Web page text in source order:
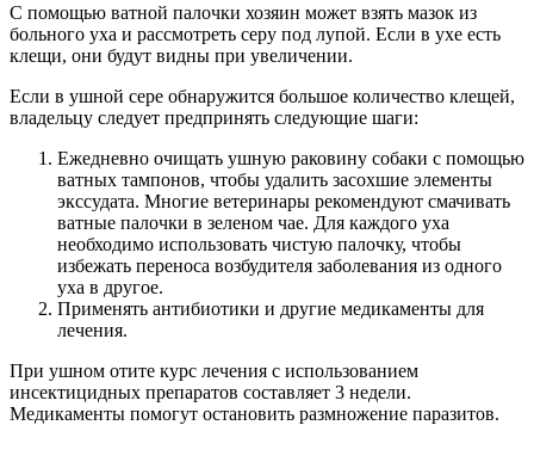
С помощью ватной палочки хозяин может взять мазок из
больного уха и рассмотреть серу под лупой. Если в ухе есть
клещи, они будут видны при увеличении.
Если в ушной сере обнаружится большое количество клещей,
владельцу следует предпринять следующие шаги:
Ежедневно очищать ушную раковину собаки с помощью
ватных тампонов, чтобы удалить засохшие элементы
экссудата. Многие ветеринары рекомендуют смачивать
ватные палочки в зеленом чае. Для каждого уха
необходимо использовать чистую палочку, чтобы
избежать переноса возбудителя заболевания из одного
уха в другое.
Применять антибиотики и другие медикаменты для
лечения.
При ушном отите курс лечения с использованием
инсектицидных препаратов составляет 3 недели.
Медикаменты помогут остановить размножение паразитов.